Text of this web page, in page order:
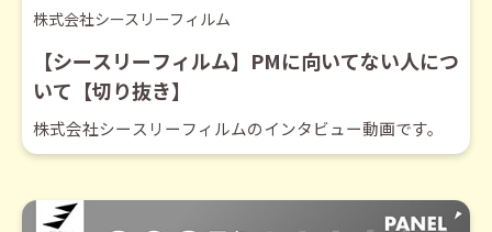
株式会社シースリーフィルム
【シースリーフィルム】PMに向いてない人につ
いて【切り抜き】
株式会社シースリーフィルムのインタビュー動画です。